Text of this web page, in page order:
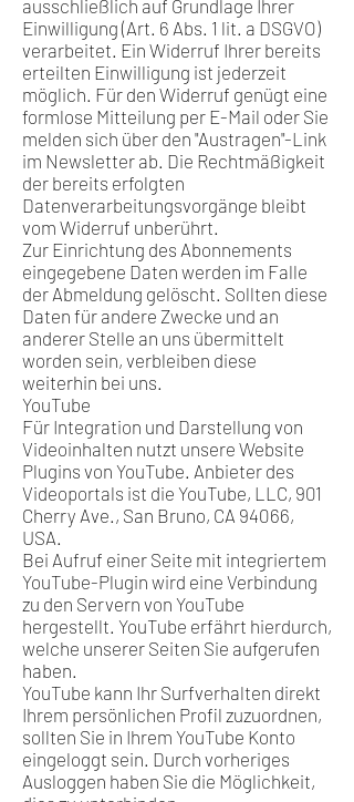
ausschließlich auf Grundlage Ihrer
Einwilligung (Art. 6 Abs. 1 lit. a DSGVO)
verarbeitet. Ein Widerruf Ihrer bereits
erteilten Einwilligung ist jederzeit
möglich. Für den Widerruf genügt eine
formlose Mitteilung per E-Mail oder Sie
melden sich über den "Austragen"-Link
im Newsletter ab. Die Rechtmäßigkeit
der bereits erfolgten
Datenverarbeitungsvorgänge bleibt
vom Widerruf unberührt.
Zur Einrichtung des Abonnements
eingegebene Daten werden im Falle
der Abmeldung gelöscht. Sollten diese
Daten für andere Zwecke und an
anderer Stelle an uns übermittelt
worden sein, verbleiben diese
weiterhin bei uns.
YouTube
Für Integration und Darstellung von
Videoinhalten nutzt unsere Website
Plugins von YouTube. Anbieter des
Videoportals ist die YouTube, LLC, 901
Cherry Ave., San Bruno, CA 94066,
USA.
Bei Aufruf einer Seite mit integriertem
YouTube-Plugin wird eine Verbindung
zu den Servern von YouTube
hergestellt. YouTube erfährt hierdurch,
welche unserer Seiten Sie aufgerufen
haben.
YouTube kann Ihr Surfverhalten direkt
Ihrem persönlichen Profil zuzuordnen,
sollten Sie in Ihrem YouTube Konto
eingeloggt sein. Durch vorheriges
Ausloggen haben Sie die Möglichkeit,